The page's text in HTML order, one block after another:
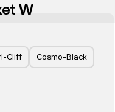
W
Cliff Cosmo-Black